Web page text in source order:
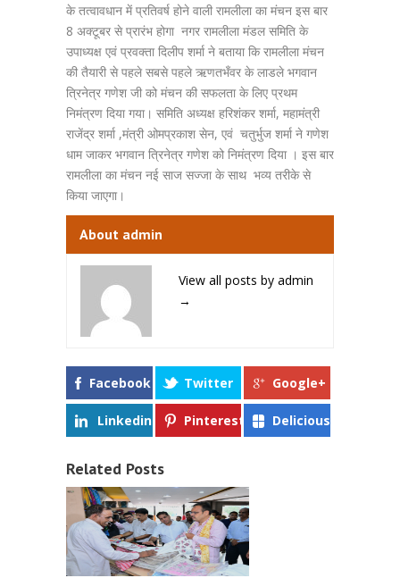
के तत्वावधान में प्रतिवर्ष होने वाली रामलीला का मंचन इस बार
8 अक्टूबर से प्रारंभ होगा नगर रामलीला मंडल समिति के
उपाध्यक्ष एवं प्रवक्ता दिलीप शर्मा ने बताया कि रामलीला मंचन
की तैयारी से पहले सबसे पहले ऋणतभँवर के लाडले भगवान
त्रिनेत्र गणेश जी को मंचन की सफलता के लिए प्रथम
निमंत्रण दिया गया। समिति अध्यक्ष हरिशंकर शर्मा, महामंत्री
राजेंद्र शर्मा ,मंत्री ओमप्रकाश सेन, एवं चतुर्भुज शर्मा ने गणेश
धाम जाकर भगवान त्रिनेत्र गणेश को निमंत्रण दिया । इस बार
रामलीला का मंचन नई साज सज्जा के साथ भव्य तरीके से
किया जाएगा।
About admin
View all posts by admin
→
Facebook Twitter Google+
Linkedin Pinterest Delicious
Related Posts